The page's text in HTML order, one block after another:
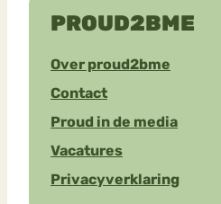
PROUD2BME
Over proud2bme
Contact
Proud in de media
Vacatures
Privacyverklaring